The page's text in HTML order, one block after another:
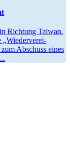
Richtung Taiwan.
„Wieder­ver­ei­
Abschuss eines